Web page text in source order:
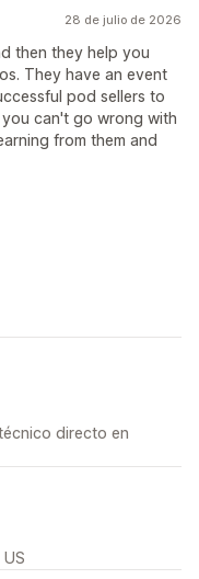
28 de julio de 2026
then they help you
They have an event
pod sellers to
can't go wrong with
from them and
directo en